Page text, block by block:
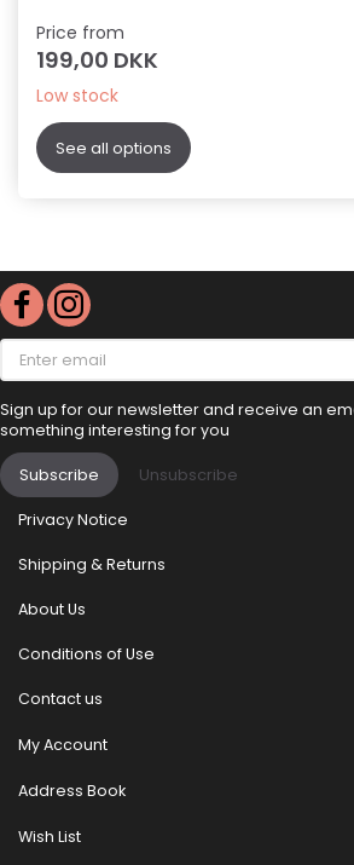
Price from
199,00 DKK
Low stock
See all options
Enter
email
Sign up for our newsletter and receive an
something interesting for you
Subscribe Unsubscribe
Privacy Notice
Shipping & Returns
About Us
Conditions of Use
Contact us
My Account
Address Book
Wish List